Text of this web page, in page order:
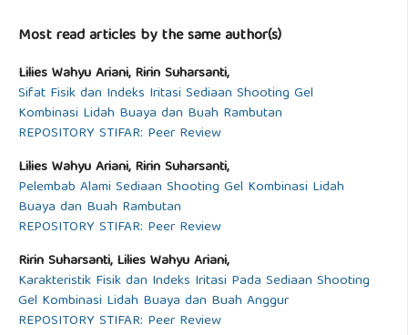
Most read articles by the same author(s)
Lilies Wahyu Ariani, Ririn Suharsanti,
Sifat Fisik dan Indeks Iritasi Sediaan Shooting Gel
Kombinasi Lidah Buaya dan Buah Rambutan
REPOSITORY STIFAR: Peer Review
Lilies Wahyu Ariani, Ririn Suharsanti,
Pelembab Alami Sediaan Shooting Gel Kombinasi Lidah
Buaya dan Buah Rambutan
REPOSITORY STIFAR: Peer Review
Ririn Suharsanti, Lilies Wahyu Ariani,
Karakteristik Fisik dan Indeks Iritasi Pada Sediaan Shooting
Gel Kombinasi Lidah Buaya dan Buah Anggur
REPOSITORY STIFAR: Peer Review